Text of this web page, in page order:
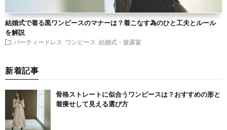
結婚式で着る黒ワンピースのマナーは？着こなす為のひと工夫とルール
を解説
パーティードレス ワンピース 結婚式・披露宴
新着記事
骨格ストレートに似合うワンピースは？おすすめの形と
着痩せして見える選び方